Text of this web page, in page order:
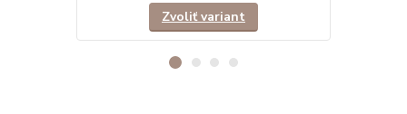
Zvoliť variant